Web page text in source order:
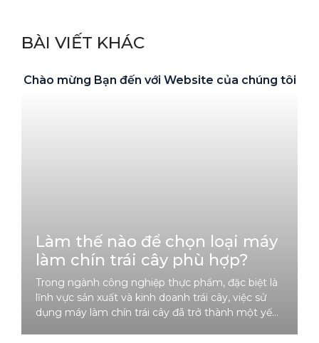
BÀI VIẾT KHÁC
Chào mừng Bạn đến với Website của chúng tôi
Làm thế nào để chọn loại máy
làm chín trái cây phù hợp?
Trong ngành công nghiệp thực phẩm, đặc biệt là
lĩnh vực sản xuất và kinh doanh trái cây, việc sử
dụng máy làm chín trái cây đã trở thành một yếu